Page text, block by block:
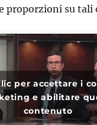
proporzioni su tali
per accettare i
e abilitare
contenuto